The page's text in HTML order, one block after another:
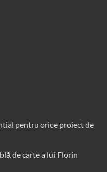
pentru orice proiect de
de carte a lui Florin